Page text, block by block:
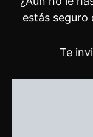
estás seguro
Te